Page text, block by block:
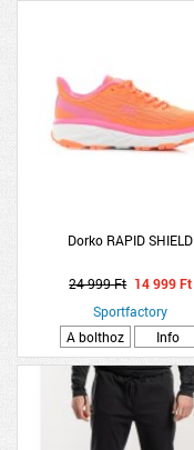
Dorko RAPID SHIELD
24 999 Ft 14 999 Ft
Sportfactory
A bolthoz
Info